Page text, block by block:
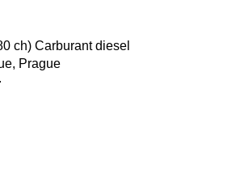
ch) Carburant diesel
Prague